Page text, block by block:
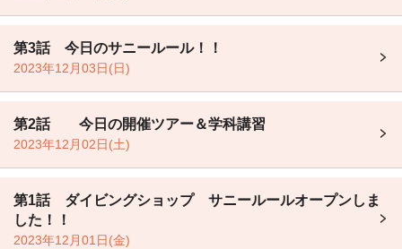
第3話 今日のサニールール！！
2023年12月03日(日)
第2話 今日の開催ツアー＆学科講習
2023年12月02日(土)
第1話 ダイビングショップ サニールールオープンしま
した！！
2023年12月01日(金)